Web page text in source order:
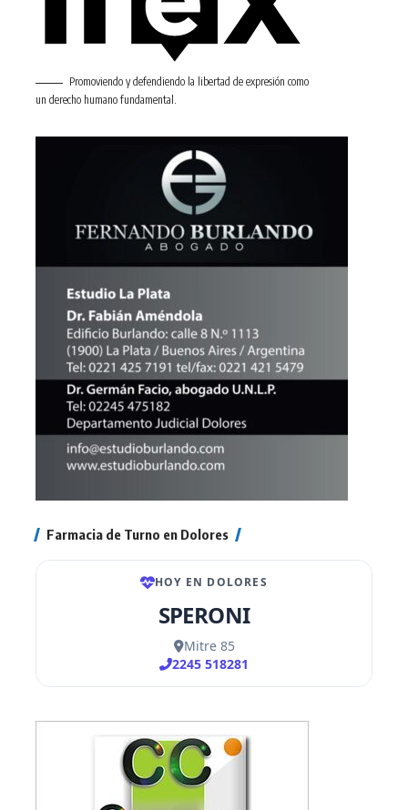
Promoviendo y defendiendo la libertad de expresión como
un derecho humano fundamental.
Farmacia de Turno en Dolores